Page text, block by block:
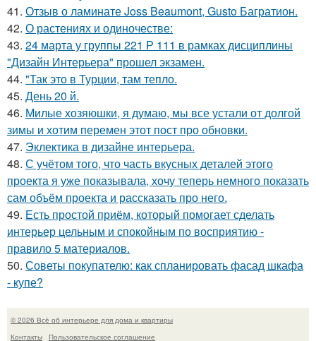
41. Отзыв о ламинате Joss Beaumont, Gusto Багратион.
42. О растениях и одиночестве:
43. 24 марта у группы 221 Р 111 в рамках дисциплины
"Дизайн Интерьера" прошел экзамен.
44. "Так это в Турции, там тепло.
45. День 20 й.
46. Милые хозяюшки, я думаю, мы все устали от долгой
зимы и хотим перемен этот пост про обновки.
47. Эклектика в дизайне интерьера.
48. С учётом того, что часть вкусных деталей этого
проекта я уже показывала, хочу теперь немного показать
сам объём проекта и рассказать про него.
49. Есть простой приём, который помогает сделать
интерьер цельным и спокойным по восприятию -
правило 5 материалов.
50. Советы покупателю: как спланировать фасад шкафа
- купе?
© 2026 Всё об интерьере для дома и квартиры
Контакты
Пользовательское соглашение